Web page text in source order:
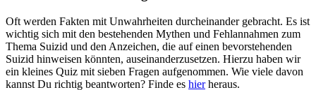
Oft werden Fakten mit Unwahrheiten durcheinander gebracht. Es ist
wichtig sich mit den bestehenden Mythen und Fehlannahmen zum
Thema Suizid und den Anzeichen, die auf einen bevorstehenden
Suizid hinweisen könnten, auseinanderzusetzen. Hierzu haben wir
ein kleines Quiz mit sieben Fragen aufgenommen. Wie viele davon
kannst Du richtig beantworten? Finde es hierheraus.